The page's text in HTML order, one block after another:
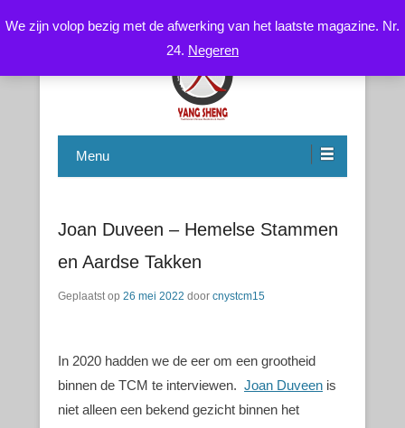
We zijn volop bezig met de afwerking van het laatste magazine. Nr.
24. Negeren
CNYS-TCM
Menu
Joan Duveen – Hemelse Stammen
en Aardse Takken
Geplaatst op 26 mei 2022 door cnystcm15
In 2020 hadden we de eer om een grootheid
binnen de TCM te interviewen. Joan Duveen is
niet alleen een bekend gezicht binnen het